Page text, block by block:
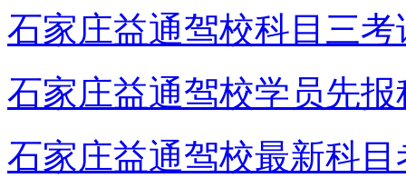
石家庄益通驾校科目三考
石家庄益通驾校学员先
石家庄益通驾校最新科